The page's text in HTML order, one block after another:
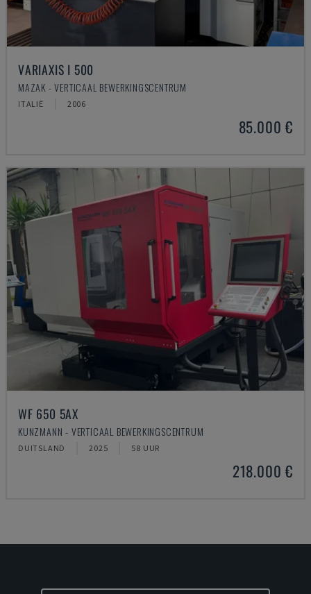
VARIAXIS I 500
MAZAK - VERTICAAL BEWERKINGSCENTRUM
ITALIË 2006
85.000 €
WF 650 5AX
KUNZMANN - VERTICAAL BEWERKINGSCENTRUM
DUITSLAND 2025 58 UUR
218.000 €